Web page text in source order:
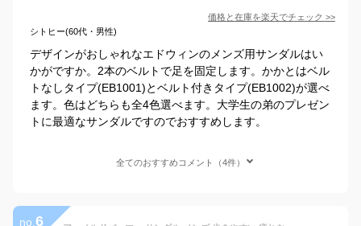
価格と在庫を楽天でチェック >>
シトヒー(60代・男性)
デザインがおしゃれなエドウィンのメンズ用サンダルはい
かがですか。2本のベルトで足を固定します。かかとはベル
トなしタイプ(EB1001)とベルト付きタイプ(EB1002)が選べ
ます。色はどちらも全4色選べます。大学生の弟のプレゼン
トに最適なサンダルですのでおすすめします。
全てのおすすめコメント（4件）
no. 6